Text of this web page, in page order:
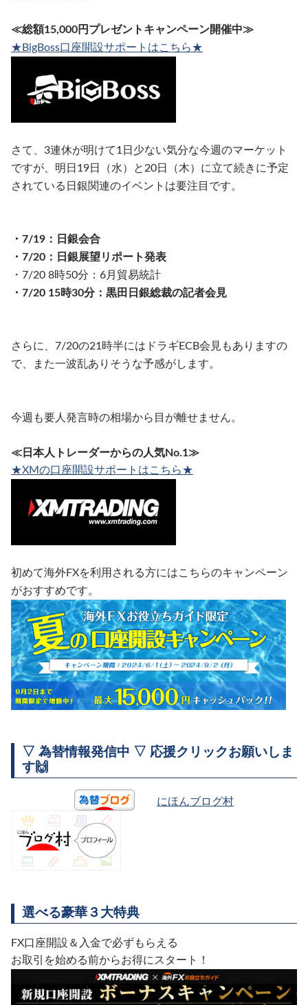
≪総額15,000円プレゼントキャンペーン開催中≫
★BigBoss口座開設サポートはこちら★
さて、3連休が明けて1日少ない気分な今週のマーケット
ですが、明日19日（水）と20日（木）に立て続きに予定
されている日銀関連のイベントは要注目です。
・7/19：日銀会合
・7/20：日銀展望リポート発表
・7/20 8時50分：6月貿易統計
・7/20 15時30分：黒田日銀総裁の記者会見
さらに、7/20の21時半にはドラギECB会見もありますの
で、また一波乱ありそうな予感がします。
今週も要人発言時の相場から目が離せません。
≪日本人トレーダーからの人気No.1≫
★XMの口座開設サポートはこちら★
初めて海外FXを利用される方にはこちらのキャンペーン
がおすすめです。
▽ 為替情報発信中 ▽ 応援クリックお願いしま
す🙌
にほんブログ村
選べる豪華３大特典
FX口座開設＆入金で必ずもらえる
お取引を始める前からお得にスタート！